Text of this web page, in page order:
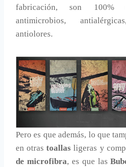
fabricación, son 100%
antimicrobios,
antiolores.
Pero es que además, lo que
en otras toallas ligeras y
de microfibra, es que las